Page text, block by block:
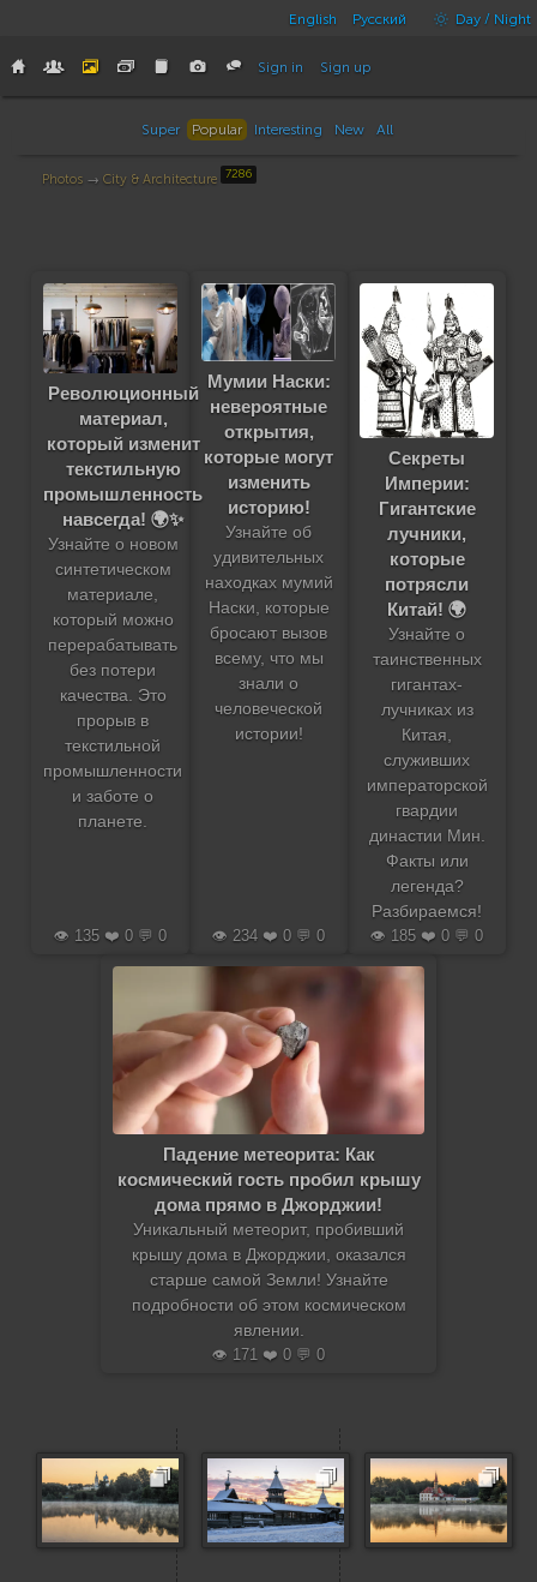
English Русский Day / Night
Sign in Sign up
Super Popular Interesting New All
Photos → City & Architecture 7286
Революционный
материал,
который изменит
текстильную
промышленность
навсегда! 🌍✨
Узнайте о новом
синтетическом
материале,
который можно
перерабатывать
без потери
качества. Это
прорыв в
текстильной
промышленности
и заботе о
планете.
👁️ 135 ❤️ 0 💬 0
Мумии Наски:
невероятные
открытия,
которые могут
изменить
историю!
Узнайте об
удивительных
находках мумий
Наски, которые
бросают вызов
всему, что мы
знали о
человеческой
истории!
👁️ 234 ❤️ 0 💬 0
Секреты
Империи:
Гигантские
лучники,
которые
потрясли
Китай! 🌍
Узнайте о
таинственных
гигантах-
лучниках из
Китая,
служивших
императорской
гвардии
династии Мин.
Факты или
легенда?
Разбираемся!
👁️ 185 ❤️ 0 💬 0
Падение метеорита: Как
космический гость пробил крышу
дома прямо в Джорджии!
Уникальный метеорит, пробивший
крышу дома в Джорджии, оказался
старше самой Земли! Узнайте
подробности об этом космическом
явлении.
👁️ 171 ❤️ 0 💬 0